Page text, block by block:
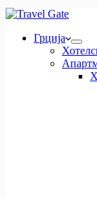
Грција